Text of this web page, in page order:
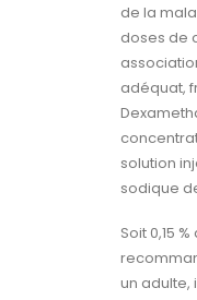
de la
doses de
adéquat,
solution
sodique
Soit 0,15
un adulte,